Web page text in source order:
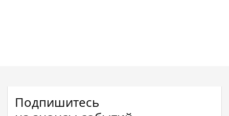
Подпишитесь